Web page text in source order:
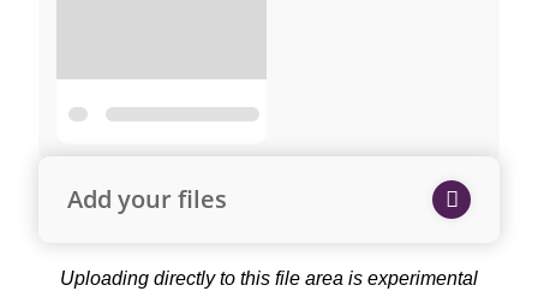
Add your files
Uploading directly to this file area is experimental